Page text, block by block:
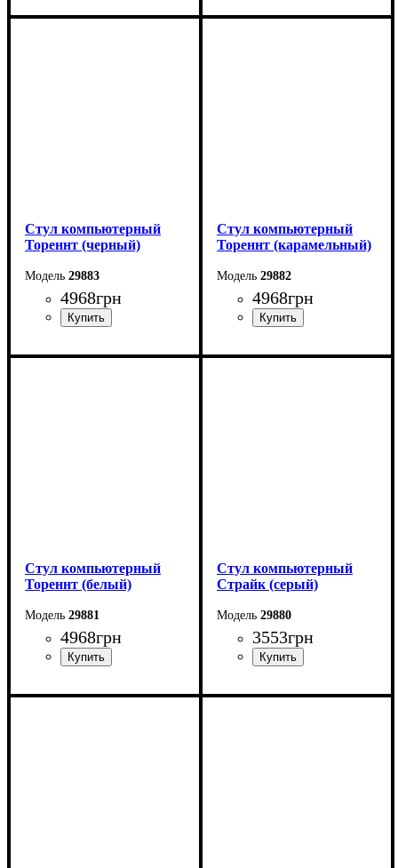
Стул компьютерный
Тореннт (черный)
29883
4968грн
Стул компьютерный
Тореннт (карамельный)
29882
4968грн
Стул компьютерный
Тореннт (белый)
29881
4968грн
Стул компьютерный
Страйк (серый)
29880
3553грн